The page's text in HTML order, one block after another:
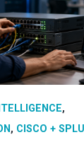
,
, CISCO +